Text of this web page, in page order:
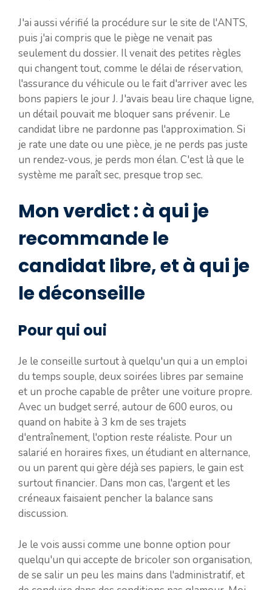
J'ai aussi vérifié la procédure sur le site de l'ANTS,
puis j'ai compris que le piège ne venait pas
seulement du dossier. Il venait des petites règles
qui changent tout, comme le délai de réservation,
l'assurance du véhicule ou le fait d'arriver avec les
bons papiers le jour J. J'avais beau lire chaque ligne,
un détail pouvait me bloquer sans prévenir. Le
candidat libre ne pardonne pas l'approximation. Si
je rate une date ou une pièce, je ne perds pas juste
un rendez-vous, je perds mon élan. C'est là que le
système me paraît sec, presque trop sec.
Mon verdict : à qui je
recommande le
candidat libre, et à qui je
le déconseille
Pour qui oui
Je le conseille surtout à quelqu'un qui a un emploi
du temps souple, deux soirées libres par semaine
et un proche capable de prêter une voiture propre.
Avec un budget serré, autour de 600 euros, ou
quand on habite à 3 km de ses trajets
d'entraînement, l'option reste réaliste. Pour un
salarié en horaires fixes, un étudiant en alternance,
ou un parent qui gère déjà ses papiers, le gain est
surtout financier. Dans mon cas, l'argent et les
créneaux faisaient pencher la balance sans
discussion.
Je le vois aussi comme une bonne option pour
quelqu'un qui accepte de bricoler son organisation,
de se salir un peu les mains dans l'administratif, et